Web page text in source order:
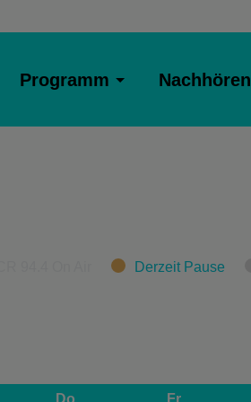
Programm Nachhören
Derzeit Pause